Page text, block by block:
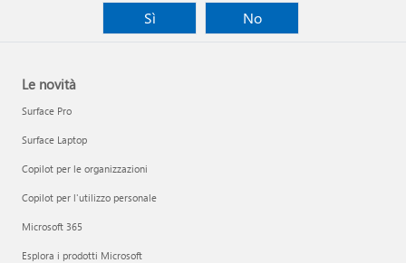
Sì
No
Le novità
Surface Pro
Surface Laptop
Copilot per le organizzazioni
Copilot per l'utilizzo personale
Microsoft 365
Esplora i prodotti Microsoft